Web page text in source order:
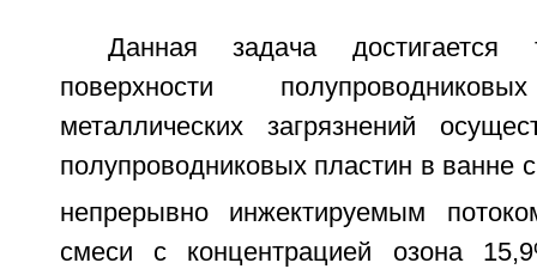
Данная задача
поверхности
металлических загрязнений
полупроводниковых пластин в ванне
непрерывно инжектируемым
смеси с концентрацией озона